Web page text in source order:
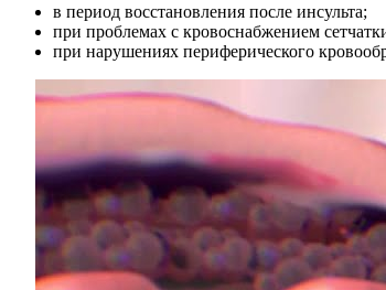
в период восстановления после инсульта;
при проблемах с кровоснабжением
при нарушениях периферического